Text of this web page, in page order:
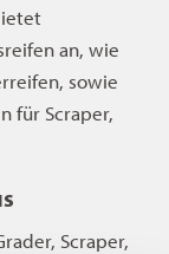
an, wie
sowie
für Scraper,
Scraper,